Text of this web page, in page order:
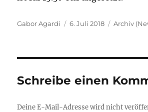
Autor
Gabor Agardi
Veröffentlicht
6. Juli 2018 Archiv
Schreibe einen
Deine E-Mail-Adresse wird nicht